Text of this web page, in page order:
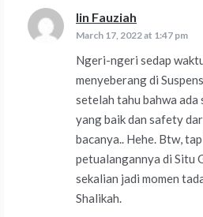
Iin Fauziah
March 17, 2022 at 1:47 pm
Ngeri-ngeri sedap
menyeberang di
setelah tahu bahwa ada
yang baik dan safety
bacanya.. Hehe. Btw,
petualangannya di Situ
sekalian jadi momen
Shalikah.